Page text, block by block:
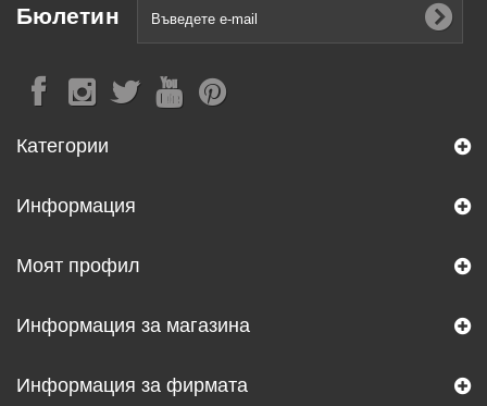
Бюлетин
Категории
Информация
Моят профил
Информация за магазина
Информация за фирмата